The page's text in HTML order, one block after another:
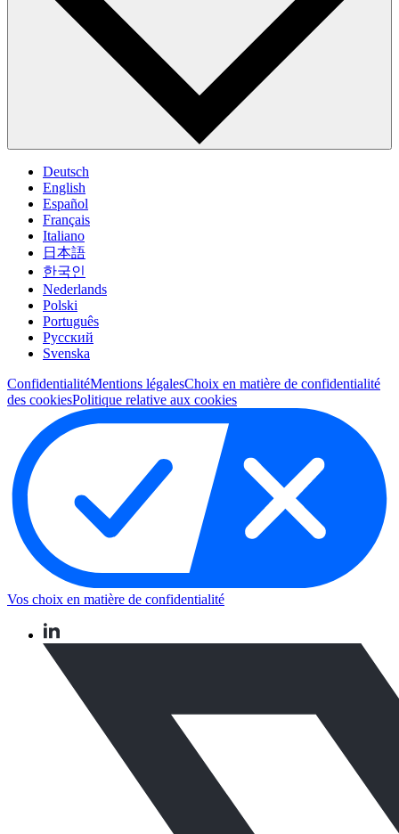
Deutsch
English
Español
Français
Italiano
日本語
한국인
Nederlands
Polski
Português
Pусский
Svenska
ConfidentialitéMentions légalesChoix en matière de confidentialité
des cookiesPolitique relative aux cookies
Vos choix en matière de confidentialité